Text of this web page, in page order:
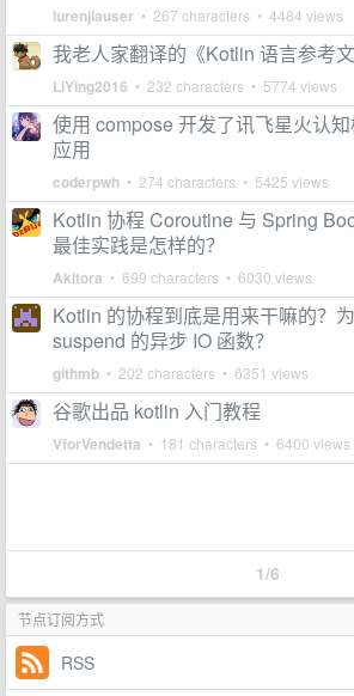
lurenjiauser • 267 characters • 4484 views
我老人家翻译的《Kotlin 语言参考
LiYing2016 • 232 characters • 5774 views
使用 compose 开发了讯飞星火认
应用
coderpwh • 274 characters • 5425 views
Kotlin 协程 Coroutine 与 Spring
最佳实践是怎样的？
Akitora • 699 characters • 6030 views
Kotlin 的协程到底是用来干嘛的？
suspend 的异步 IO 函数？
githmb • 202 characters • 6351 views
谷歌出品 kotlin 入门教程
VforVendetta • 181 characters • 6400 views
1/6
节点订阅方式
RSS